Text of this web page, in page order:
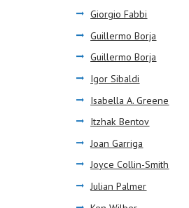
Giorgio Fabbi
Guillermo Borja
Guillermo Borja
Igor Sibaldi
Isabella A. Greene
Itzhak Bentov
Joan Garriga
Joyce Collin-Smith
Julian Palmer